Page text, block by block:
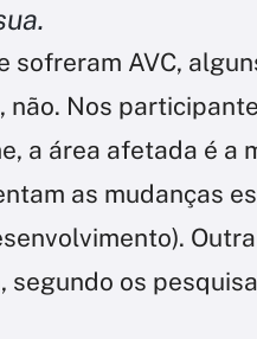
sofreram AVC,
Nos
a área afetada é a
as mudanças
os